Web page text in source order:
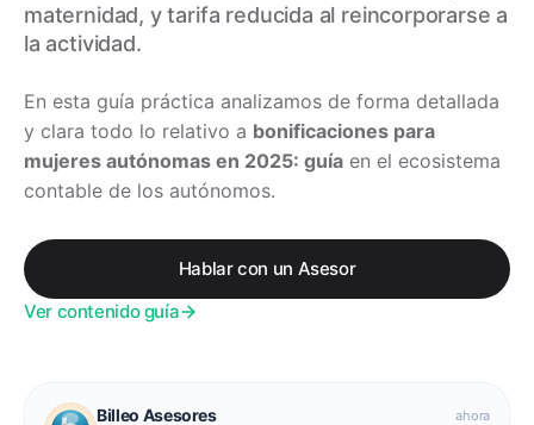
maternidad, y tarifa reducida al reincorporarse a
la actividad.
En esta guía práctica analizamos de forma detallada
y clara todo lo relativo a bonificaciones para
mujeres autónomas en 2025: guía en el ecosistema
contable de los autónomos.
Hablar con un Asesor
Ver contenido guía
Billeo Asesores ahora